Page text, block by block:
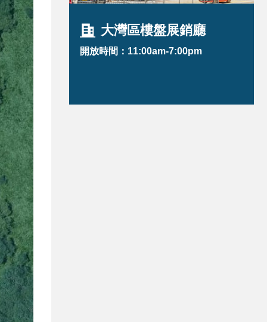
大灣區樓盤展銷廳
開放時間：11:00am-7:00pm